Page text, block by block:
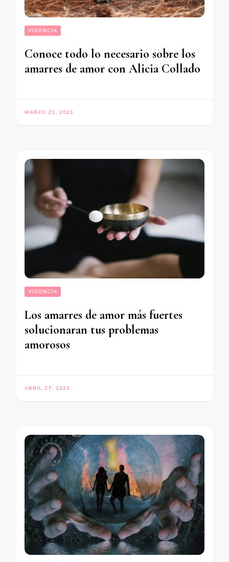
VIDENCIA
Conoce todo lo necesario sobre los
amarres de amor con Alicia Collado
MARZO 23, 2021
VIDENCIA
Los amarres de amor más fuertes
solucionaran tus problemas
amorosos
ABRIL 27, 2021